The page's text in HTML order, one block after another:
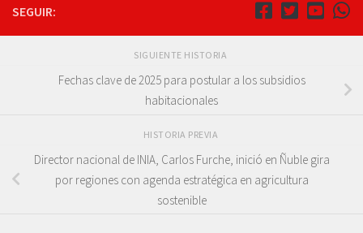
SEGUIR:
SIGUIENTE HISTORIA
Fechas clave de 2025 para postular a los subsidios
habitacionales
HISTORIA PREVIA
Director nacional de INIA, Carlos Furche, inició en Ñuble gira
por regiones con agenda estratégica en agricultura
sostenible